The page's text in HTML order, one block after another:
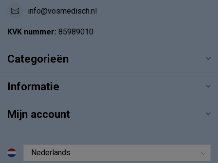
info@vosmedisch.nl
KVK nummer: 85989010
Categorieën
Informatie
Mijn account